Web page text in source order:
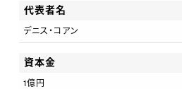
と考えています。
イル・リストランテ ルカ・ファン
連続ミシュランガイド1つ星を
代表者名
デニス・コアン
資本金
1億円